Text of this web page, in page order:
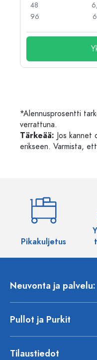
48
96
*Alennusprosentti
verrattuna.
Tärkeää: Jos kannet
erikseen. Varmista,
Pikakuljetus
Neuvonta ja palvelu:
Pullot ja Purkit
Tilaustiedot